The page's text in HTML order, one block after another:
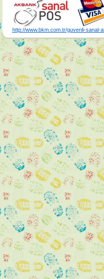
http://www.bkm.com.tr/guvenli-sanal-